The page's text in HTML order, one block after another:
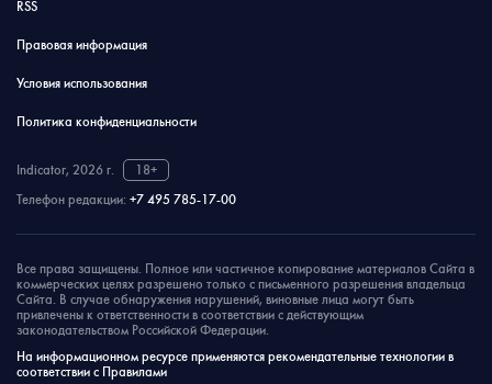
RSS
Правовая информация
Условия использования
Политика конфиденциальности
Indicator, 2026 г.
18+
Телефон редакции: +7 495 785-17-00
Все права защищены. Полное или частичное копирование материалов Сайта в
коммерческих целях разрешено только с письменного разрешения владельца
Сайта. В случае обнаружения нарушений, виновные лица могут быть
привлечены к ответственности в соответствии с действующим
законодательством Российской Федерации.
На информационном ресурсе применяются рекомендательные технологии в
соответствии с Правилами